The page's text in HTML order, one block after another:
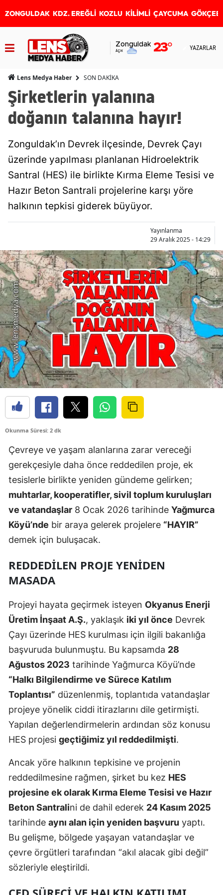
ZONGULDAK KDZ. EREĞLİ KOZLU KİLİMLİ ÇAYCUMA
Zonguldak
Açık 23° YAZARLAR
Lens Medya Haber SON DAKİKA
Şirketlerin yalanına
doğanın talanına hayır!
Zonguldak’ın Devrek ilçesinde, Devrek Çayı
üzerinde yapılması planlanan Hidroelektrik
Santral (HES) ile birlikte Kırma Eleme Tesisi ve
Hazır Beton Santrali projelerine karşı yöre
halkının tepkisi giderek büyüyor.
Yayınlanma
29 Aralık 2025 - 14:29
Okunma Süresi: 2 dk
Çevreye ve yaşam alanlarına zarar vereceği
gerekçesiyle daha önce reddedilen proje, ek
tesislerle birlikte yeniden gündeme gelirken;
muhtarlar, kooperatifler, sivil toplum kuruluşları
ve vatandaşlar 8 Ocak 2026 tarihinde Yağmurca
Köyü’nde bir araya gelerek projelere “HAYIR”
demek için buluşacak.
REDDEDILEN PROJE YENIDEN
MASADA
Projeyi hayata geçirmek isteyen Okyanus Enerji
Üretim İnşaat A.Ş., yaklaşık iki yıl önce Devrek
Çayı üzerinde HES kurulması için ilgili bakanlığa
başvuruda bulunmuştu. Bu kapsamda 28
Ağustos 2023 tarihinde Yağmurca Köyü’nde
“Halkı Bilgilendirme ve Sürece Katılım
Toplantısı” düzenlenmiş, toplantıda vatandaşlar
projeye yönelik ciddi itirazlarını dile getirmişti.
Yapılan değerlendirmelerin ardından söz konusu
HES projesi geçtiğimiz yıl reddedilmişti.
Ancak yöre halkının tepkisine ve projenin
reddedilmesine rağmen, şirket bu kez HES
projesine ek olarak Kırma Eleme Tesisi ve Hazır
Beton Santralini de dahil ederek 24 Kasım 2025
tarihinde aynı alan için yeniden başvuru yaptı.
Bu gelişme, bölgede yaşayan vatandaşlar ve
çevre örgütleri tarafından “akıl alacak gibi değil”
sözleriyle eleştirildi.